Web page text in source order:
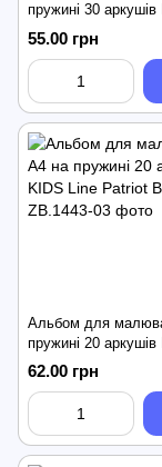
пружині 30
55.00 грн
Альбом для
пружині 20
Patriot Banderguz
62.00 грн